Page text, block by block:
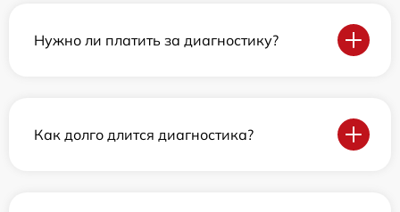
Нужно ли платить за диагностику?
Как долго длится диагностика?